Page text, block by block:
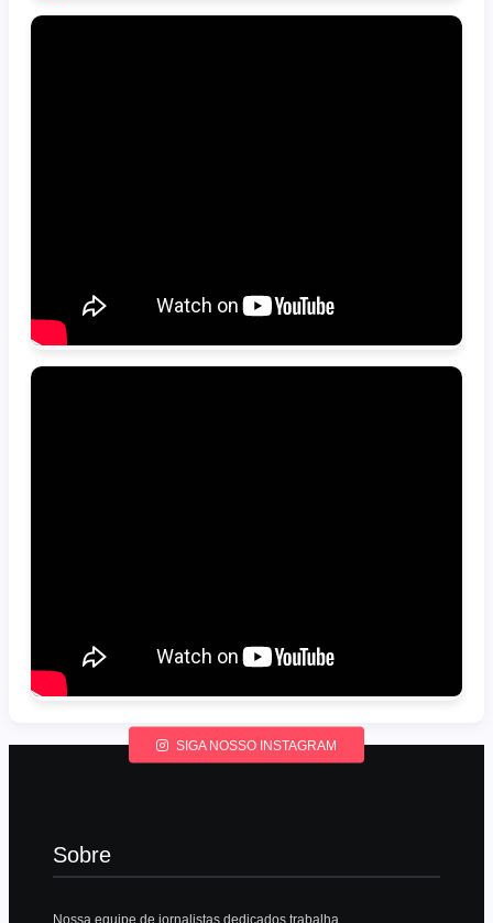
SIGA NOSSO INSTAGRAM
Sobre
Nossa equipe de jornalistas dedicados trabalha